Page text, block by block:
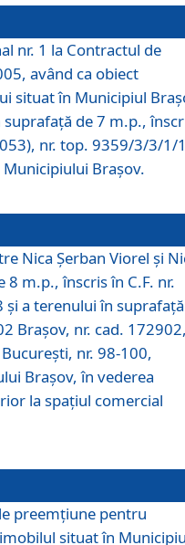
nr. 1 la Contractul de
având ca obiect
situat în Municipiul
suprafață de 7 m.p.,
nr. top. 9359/3/3/1/
Brașov.
Nica Șerban Viorel și
m.p., înscris în C.F. nr.
și a terenului în
Brașov, nr. cad.
nr. 98-100,
Brașov, în vederea
la spațiul comercial
preemţiune pentru
situat în